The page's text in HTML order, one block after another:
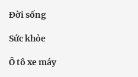
Đời sống
Sức khỏe
Ô tô xe máy